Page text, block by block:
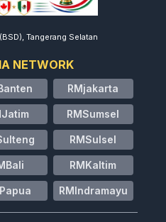
Tangerang Selatan
NETWORK
RMjakarta
RMSumsel
RMSulsel
RMKaltim
RMIndramayu